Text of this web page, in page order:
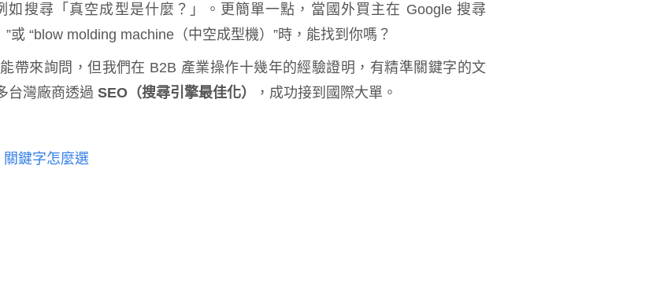
搜尋「真空成型是什麼？」。更簡單一點，當國外買主在 Google 搜尋
或 “blow molding machine（中空成型機）”時，能找到你嗎？
帶來詢問，但我們在 B2B 產業操作十幾年的經驗證明，有精準關鍵字的文
台灣廠商透過 SEO（搜尋引擎最佳化） ，成功接到國際大單。
鍵字怎麼選